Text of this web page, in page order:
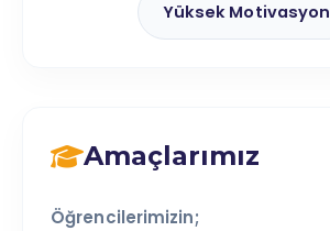
Yüksek Motivasyon
Amaçlarımız
Öğrencilerimizin;